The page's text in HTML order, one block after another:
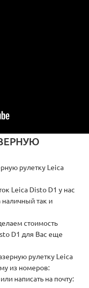
рулетку Leica
Leica Disto D1 у нас
так и
стоимость
D1 для Вас еще
рулетку Leica
из номеров:
написать на почту: